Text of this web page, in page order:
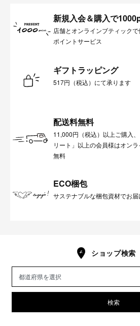
新規入会＆購入で
店舗とオンラインブティックで
ポイントサービス
ギフトラッピング
517円（税込）にて承ります
配送料無料
11,000円（税込）以上ご購入
リート」以上の会員様はオン
無料
ECO梱包
サステナブルな梱包資材でお
ショップ検索
検索